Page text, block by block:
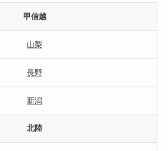
甲信越
山梨
長野
新潟
北陸